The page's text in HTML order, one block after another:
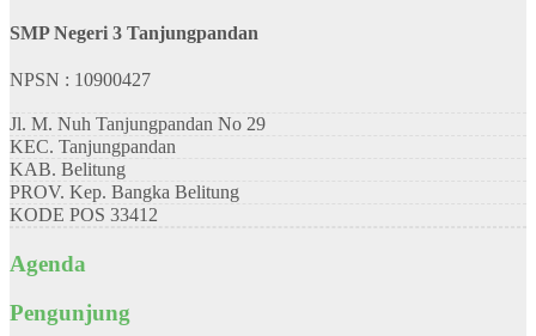
SMP Negeri 3 Tanjungpandan
NPSN : 10900427
Jl. M. Nuh Tanjungpandan No 29
KEC. Tanjungpandan
KAB. Belitung
PROV. Kep. Bangka Belitung
KODE POS 33412
Agenda
Pengunjung